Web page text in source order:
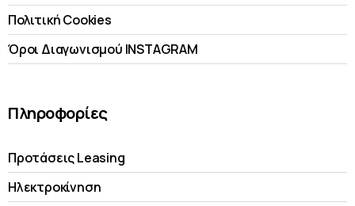
Πολιτική Cookies
Όροι Διαγωνισμού INSTAGRAM
Πληροφορίες
Προτάσεις Leasing
Ηλεκτροκίνηση